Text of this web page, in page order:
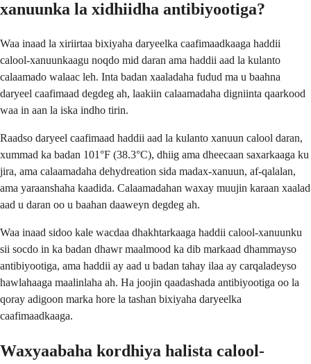
xanuunka la xidhiidha antibiyootiga?
Waa inaad la xiriirtaa bixiyaha daryeelka caafimaadkaaga haddii
calool-xanuunkaagu noqdo mid daran ama haddii aad la kulanto
calaamado walaac leh. Inta badan xaaladaha fudud ma u baahna
daryeel caafimaad degdeg ah, laakiin calaamadaha digniinta qaarkood
waa in aan la iska indho tirin.
Raadso daryeel caafimaad haddii aad la kulanto xanuun calool daran,
xummad ka badan 101°F (38.3°C), dhiig ama dheecaan saxarkaaga ku
jira, ama calaamadaha dehydreation sida madax-xanuun, af-qalalan,
ama yaraanshaha kaadida. Calaamadahan waxay muujin karaan xaalad
aad u daran oo u baahan daaweyn degdeg ah.
Waa inaad sidoo kale wacdaa dhakhtarkaaga haddii calool-xanuunku
sii socdo in ka badan dhawr maalmood ka dib markaad dhammayso
antibiyootiga, ama haddii ay aad u badan tahay ilaa ay carqaladeyso
hawlahaaga maalinlaha ah. Ha joojin qaadashada antibiyootiga oo la
qoray adigoon marka hore la tashan bixiyaha daryeelka
caafimaadkaaga.
Waxyaabaha kordhiya halista calool-